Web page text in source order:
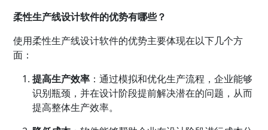
柔性生产线设计软件的优势有哪些？
使用柔性生产线设计软件的优势主要体现在以下几个方
面：
提高生产效率 ：通过模拟和优化生产流程，企业能够
识别瓶颈，并在设计阶段提前解决潜在的问题，从而
提高整体生产效率。